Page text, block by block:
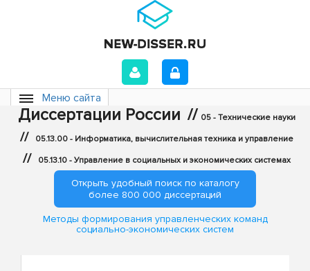
Меню сайта
Диссертации России // 05 - Технические науки
// 05.13.00 - Информатика, вычислительная техника и управление
// 05.13.10 - Управление в социальных и экономических системах
Открыть удобный поиск по каталогу
более 800 000 диссертаций
Методы формирования управленческих команд
социально-экономических систем